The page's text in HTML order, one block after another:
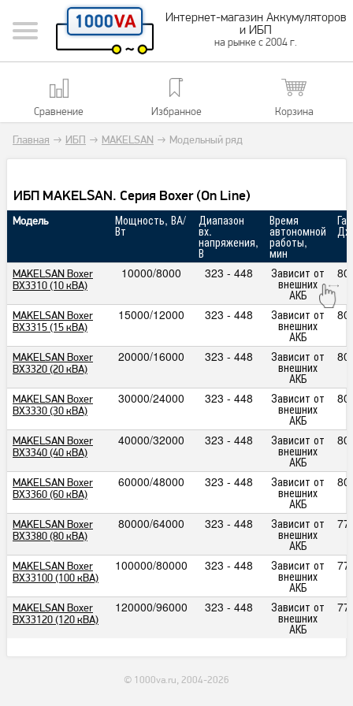
Интернет-магазин Аккумуляторов
и ИБП
на рынке с 2004 г.
Сравнение Избранное Корзина
Главная → ИБП → MAKELSAN → Модельный ряд
ИБП MAKELSAN. Серия Boxer (On Line)
Модель Мощность, ВА/
Вт
Диапазон
вх.
напряжения,
В
Время
автономной
работы,
мин
MAKELSAN Boxer
BX3310 (10 кВА)
10000/8000 323 - 448 Зависит от
внешних
АКБ
MAKELSAN Boxer
BX3315 (15 кВА)
15000/12000 323 - 448 Зависит от
внешних
АКБ
MAKELSAN Boxer
BX3320 (20 кВА)
20000/16000 323 - 448 Зависит от
внешних
АКБ
MAKELSAN Boxer
BX3330 (30 кВА)
30000/24000 323 - 448 Зависит от
внешних
АКБ
MAKELSAN Boxer
BX3340 (40 кВА)
40000/32000 323 - 448 Зависит от
внешних
АКБ
MAKELSAN Boxer
BX3360 (60 кВА)
60000/48000 323 - 448 Зависит от
внешних
АКБ
MAKELSAN Boxer
BX3380 (80 кВА)
80000/64000 323 - 448 Зависит от
внешних
АКБ
MAKELSAN Boxer
BX33100 (100 кВА)
100000/80000 323 - 448 Зависит от
внешних
АКБ
MAKELSAN Boxer
BX33120 (120 кВА)
120000/96000 323 - 448 Зависит от
внешних
АКБ
© 1000va.ru, 2004-2026